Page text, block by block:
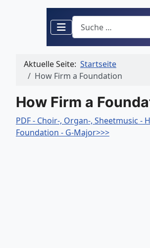
Suchen
Aktuelle Seite: Startseite
How Firm a Foundation
How Firm a
PDF - Choir-, Organ-, Sheetmusic -
Foundation - G-Major>>>